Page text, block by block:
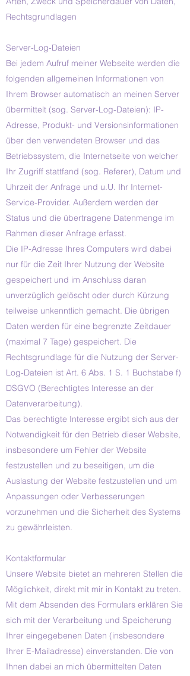
Rechtsgrundlagen
Server-Log-Dateien
Bei jedem Aufruf meiner Webseite werden die
folgenden allgemeinen Informationen von
Ihrem Browser automatisch an meinen Server
übermittelt (sog. Server-Log-Dateien): IP-
Adresse, Produkt- und Versionsinformationen
über den verwendeten Browser und das
Betriebssystem, die Internetseite von welcher
Ihr Zugriff stattfand (sog. Referer), Datum und
Uhrzeit der Anfrage und u.U. Ihr Internet-
Service-Provider. Außerdem werden der
Status und die übertragene Datenmenge im
Rahmen dieser Anfrage erfasst.
Die IP-Adresse Ihres Computers wird dabei
nur für die Zeit Ihrer Nutzung der Website
gespeichert und im Anschluss daran
unverzüglich gelöscht oder durch Kürzung
teilweise unkenntlich gemacht. Die übrigen
Daten werden für eine begrenzte Zeitdauer
(maximal 7 Tage) gespeichert. Die
Rechtsgrundlage für die Nutzung der Server-
Log-Dateien ist Art. 6 Abs. 1 S. 1 Buchstabe f)
DSGVO (Berechtigtes Interesse an der
Datenverarbeitung).
Das berechtigte Interesse ergibt sich aus der
Notwendigkeit für den Betrieb dieser Website,
insbesondere um Fehler der Website
festzustellen und zu beseitigen, um die
Auslastung der Website festzustellen und um
Anpassungen oder Verbesserungen
vorzunehmen und die Sicherheit des Systems
zu gewährleisten.
Kontaktformular
Unsere Website bietet an mehreren Stellen die
Möglichkeit, direkt mit mir in Kontakt zu treten.
Mit dem Absenden des Formulars erklären Sie
sich mit der Verarbeitung und Speicherung
Ihrer eingegebenen Daten (insbesondere
Ihrer E-Mailadresse) einverstanden. Die von
Ihnen dabei an mich übermittelten Daten